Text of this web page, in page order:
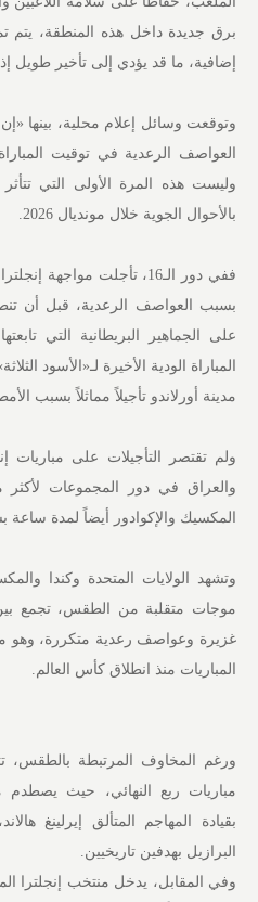
إضافية، ما قد يؤدي إلى تأخير طويل
وتوقعت وسائل إعلام محلية، بينها
العواصف الرعدية في توقيت
وليست هذه المرة الأولى التي تتأثر
بالأحوال الجوية خلال مونديال 2026.
ففي دور الـ16، تأجلت
بسبب العواصف الرعدية، قبل أن
على الجماهير البريطانية التي
المباراة الودية الأخيرة لـ«الأسود
مدينة أورلاندو تأجيلاً مماثلاً بسبب
ولم تقتصر التأجيلات على مباريات
والعراق في دور المجموعات لأكثر
المكسيك والإكوادور أيضاً لمدة
وتشهد الولايات المتحدة وكندا
موجات متقلبة من الطقس، تجمع
غزيرة وعواصف رعدية متكررة،
المباريات منذ انطلاق كأس العالم.
ورغم المخاوف المرتبطة بالطقس،
مباريات ربع النهائي، حيث يصطدم
بقيادة المهاجم المتألق إيرلينغ
البرازيل بهدفين تاريخيين.
وفي المقابل، يدخل منتخب إنجلترا